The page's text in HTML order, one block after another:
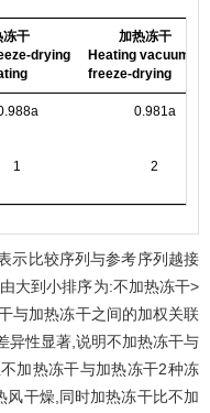
冻干
drying
加热冻干
Heating vacuum
freeze-drying
0.981a
1 2
示比较序列与参考序列越接
大到小排序为:不加热冻干>
与加热冻干之间的加权关联
异性显著,说明不加热冻干与
加热冻干与加热冻干2种冻
风干燥,同时加热冻干比不加